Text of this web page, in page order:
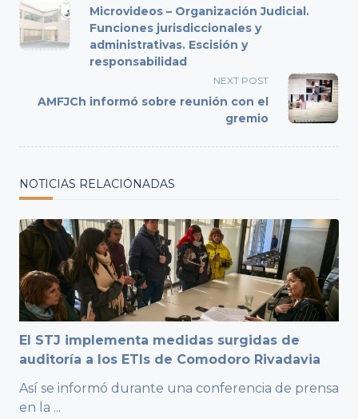
class="nav-
subtitle
screen-
Microvideos – Organización Judicial.
Funciones jurisdiccionales y
administrativas. Escisión y
responsabilidad
NEXT POST
AMFJCh informó sobre reunión con el
gremio
NOTICIAS RELACIONADAS
El STJ implementa medidas surgidas de
auditoría a los ETIs de Comodoro Rivadavia
Así se informó durante una conferencia de prensa
en la ...